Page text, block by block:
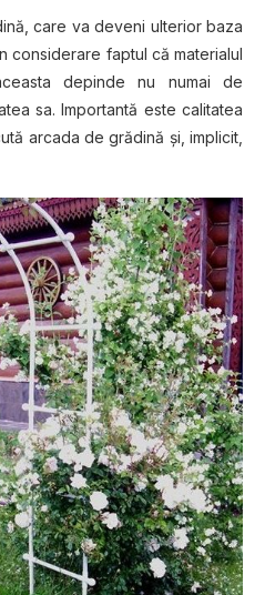
care va deveni ulterior baza
considerare faptul că materialul
depinde nu numai de
sa. Importantă este calitatea
arcada de grădină şi, implicit,